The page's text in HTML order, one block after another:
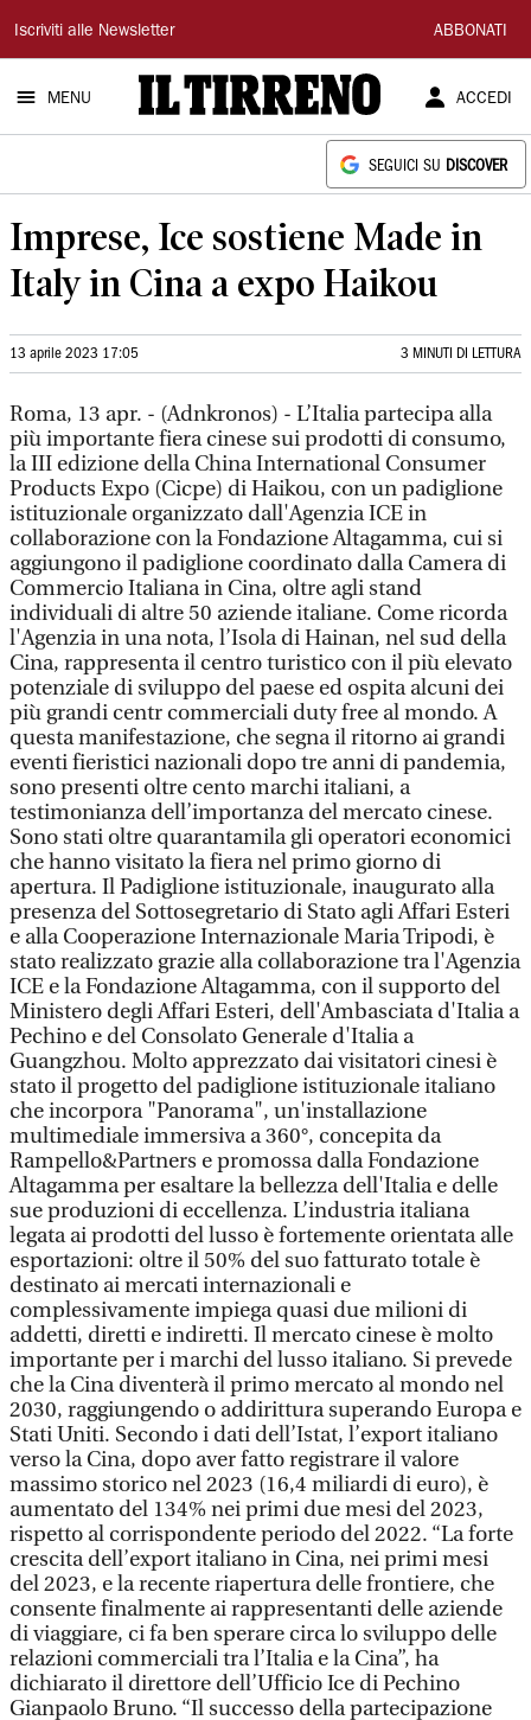
Il
Tirreno
Iscriviti alle Newsletter ABBONATI
MENU ACCEDI
SEGUICI SU DISCOVER
Imprese, Ice sostiene Made in
Italy in Cina a expo Haikou
13 aprile 2023 17:05 3 MINUTI DI LETTURA
Roma, 13 apr. - (Adnkronos) - L’Italia partecipa alla
più importante fiera cinese sui prodotti di consumo,
la III edizione della China International Consumer
Products Expo (Cicpe) di Haikou, con un padiglione
istituzionale organizzato dall'Agenzia ICE in
collaborazione con la Fondazione Altagamma, cui si
aggiungono il padiglione coordinato dalla Camera di
Commercio Italiana in Cina, oltre agli stand
individuali di altre 50 aziende italiane. Come ricorda
l'Agenzia in una nota, l’Isola di Hainan, nel sud della
Cina, rappresenta il centro turistico con il più elevato
potenziale di sviluppo del paese ed ospita alcuni dei
più grandi centr commerciali duty free al mondo. A
questa manifestazione, che segna il ritorno ai grandi
eventi fieristici nazionali dopo tre anni di pandemia,
sono presenti oltre cento marchi italiani, a
testimonianza dell’importanza del mercato cinese.
Sono stati oltre quarantamila gli operatori economici
che hanno visitato la fiera nel primo giorno di
apertura. Il Padiglione istituzionale, inaugurato alla
presenza del Sottosegretario di Stato agli Affari Esteri
e alla Cooperazione Internazionale Maria Tripodi, è
stato realizzato grazie alla collaborazione tra l'Agenzia
ICE e la Fondazione Altagamma, con il supporto del
Ministero degli Affari Esteri, dell'Ambasciata d'Italia a
Pechino e del Consolato Generale d'Italia a
Guangzhou. Molto apprezzato dai visitatori cinesi è
stato il progetto del padiglione istituzionale italiano
che incorpora "Panorama", un'installazione
multimediale immersiva a 360°, concepita da
Rampello&Partners e promossa dalla Fondazione
Altagamma per esaltare la bellezza dell'Italia e delle
sue produzioni di eccellenza. L’industria italiana
legata ai prodotti del lusso è fortemente orientata alle
esportazioni: oltre il 50% del suo fatturato totale è
destinato ai mercati internazionali e
complessivamente impiega quasi due milioni di
addetti, diretti e indiretti. Il mercato cinese è molto
importante per i marchi del lusso italiano. Si prevede
che la Cina diventerà il primo mercato al mondo nel
2030, raggiungendo o addirittura superando Europa e
Stati Uniti. Secondo i dati dell’Istat, l’export italiano
verso la Cina, dopo aver fatto registrare il valore
massimo storico nel 2023 (16,4 miliardi di euro), è
aumentato del 134% nei primi due mesi del 2023,
rispetto al corrispondente periodo del 2022. “La forte
crescita dell’export italiano in Cina, nei primi mesi
del 2023, e la recente riapertura delle frontiere, che
consente finalmente ai rappresentanti delle aziende
di viaggiare, ci fa ben sperare circa lo sviluppo delle
relazioni commerciali tra l’Italia e la Cina”, ha
dichiarato il direttore dell’Ufficio Ice di Pechino
Gianpaolo Bruno. “Il successo della partecipazione